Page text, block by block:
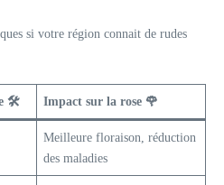
si votre région connait de rudes
🛠️ Impact sur la rose 🌹
Meilleure floraison, réduction
des maladies